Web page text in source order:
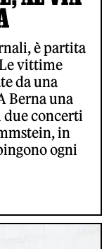
è partita
vittime
da una
Berna una
concerti
in
ogni